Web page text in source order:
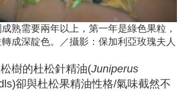
熟需要兩年以上，第一年是綠色果粒，
成深靛色。／攝影：保加利亞玫瑰夫人
樹的杜松針精油(Juniperus
卻與杜松果精油性格/氣味截然不